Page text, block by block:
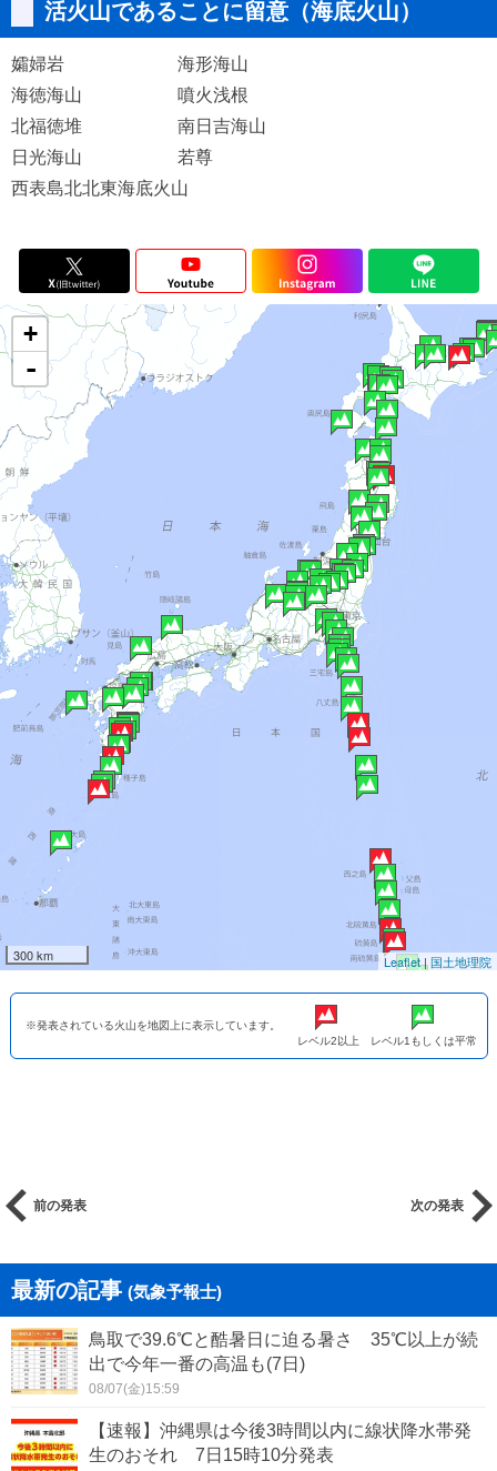
活火山であることに留意（海底火山）
孀婦岩
海形海山
海徳海山
噴火浅根
北福徳堆
南日吉海山
日光海山
若尊
西表島北北東海底火山
+
-
300 km Leaflet|国土地理院
※発表されている火山を地図上に表示しています。
レベル2以上
レベル1もしくは平常
前の発表 次の発表
最新の記事 (気象予報士)
鳥取で39.6℃と酷暑日に迫る暑さ 35℃以上が続
出で今年一番の高温も(7日)
08/07(金)15:59
【速報】沖縄県は今後3時間以内に線状降水帯発
生のおそれ 7日15時10分発表